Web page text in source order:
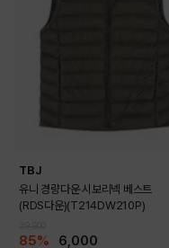
TBJ
유니 경량다운 시보리넥 베스트
(RDS다운)(T214DW210P)
85% 6,000